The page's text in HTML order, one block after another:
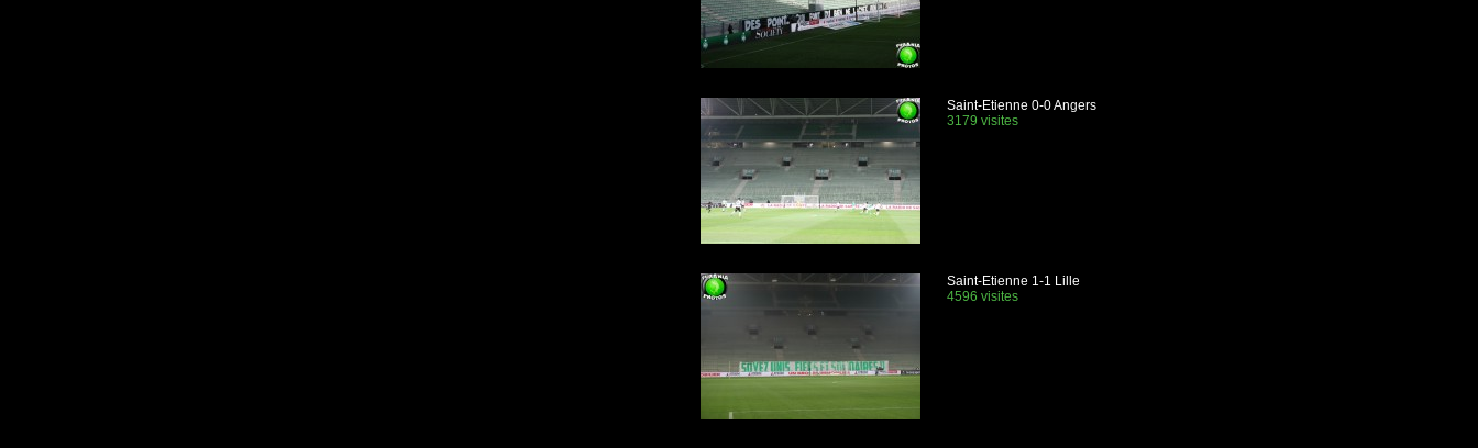
Saint-Etienne 0-0 Angers
3179 visites
Saint-Etienne 1-1 Lille
4596 visites